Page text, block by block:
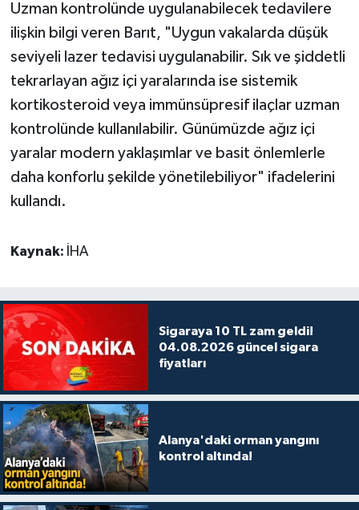
Uzman kontrolünde uygulanabilecek tedavilere
ilişkin bilgi veren Barıt, "Uygun vakalarda düşük
seviyeli lazer tedavisi uygulanabilir. Sık ve şiddetli
tekrarlayan ağız içi yaralarında ise sistemik
kortikosteroid veya immünsüpresif ilaçlar uzman
kontrolünde kullanılabilir. Günümüzde ağız içi
yaralar modern yaklaşımlar ve basit önlemlerle
daha konforlu şekilde yönetilebiliyor" ifadelerini
kullandı.
Kaynak: İHA
Sigaraya 10 TL zam geldi!
04.08.2026 güncel sigara
fiyatları
Alanya'daki orman yangını
kontrol altında!